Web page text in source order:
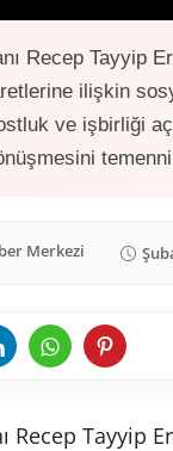
Recep Tayyip
ilişkin
ve işbirliği
Merkezi
Recep Tayyip